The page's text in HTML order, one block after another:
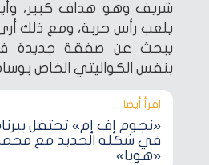
شريف وهو هداف كبير،
يلعب رأس حربة، ومع ذلك
يبحث عن صفقة جديدة
بنفس الكواليتي الخاص
اقرأ أيضا‎
«نجوم إف إم» تحتفل
في شكله الجديد مع
«هوبا»